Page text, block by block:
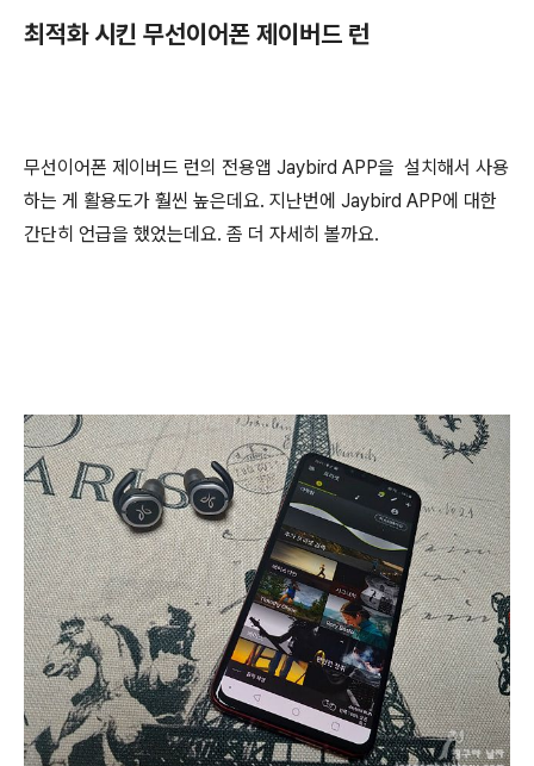
최적화 시킨 무선이어폰 제이버드 런
무선이어폰 제이버드 런의 전용앱 Jaybird APP을 설치해서 사용
하는 게 활용도가 훨씬 높은데요. 지난번에 Jaybird APP에 대한
간단히 언급을 했었는데요. 좀 더 자세히 볼까요.